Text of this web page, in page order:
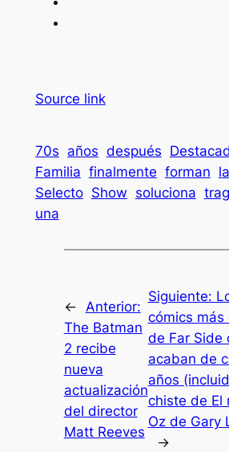
Source link
70s años después
Familia finalmente forman
Selecto Show soluciona
una
← Anterior:
The Batman
2 recibe
nueva
actualización
del director
Matt Reeves
Siguiente:
cómics
de Far Side
acaban de
años
chiste de El
Oz de Gary
→